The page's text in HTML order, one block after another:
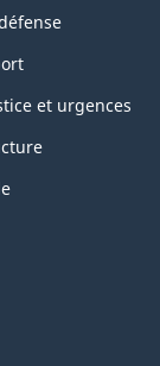
et urgences